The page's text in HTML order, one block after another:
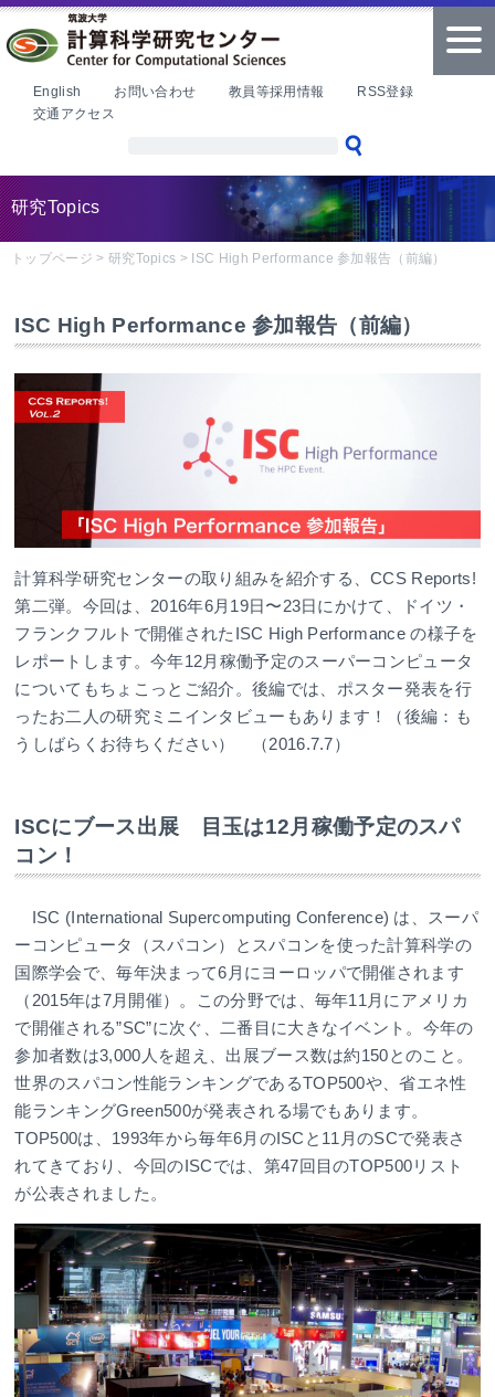
本文へ
English お問い合わせ 教員等採用情報
RSS登録
交通アクセス
研究Topics
トップページ > 研究Topics > ISC High Performance 参加報告（前編）
ISC High Performance 参加報告（前編）
計算科学研究センターの取り組みを紹介する、CCS Reports!
第二弾。今回は、2016年6月19日〜23日にかけて、ドイツ・
フランクフルトで開催されたISC High Performance の様子を
レポートします。今年12月稼働予定のスーパーコンピュータ
についてもちょこっとご紹介。後編では、ポスター発表を行
ったお二人の研究ミニインタビューもあります！（後編：も
うしばらくお待ちください） （2016.7.7）
ISCにブース出展 目玉は12月稼働予定のスパ
コン！
ISC (International Supercomputing Conference) は、スーパ
ーコンピュータ（スパコン）とスパコンを使った計算科学の
国際学会で、毎年決まって6月にヨーロッパで開催されます
（2015年は7月開催）。この分野では、毎年11月にアメリカ
で開催される”SC”に次ぐ、二番目に大きなイベント。今年の
参加者数は3,000人を超え、出展ブース数は約150とのこと。
世界のスパコン性能ランキングであるTOP500や、省エネ性
能ランキングGreen500が発表される場でもあります。
TOP500は、1993年から毎年6月のISCと11月のSCで発表さ
れてきており、今回のISCでは、第47回目のTOP500リスト
が公表されました。